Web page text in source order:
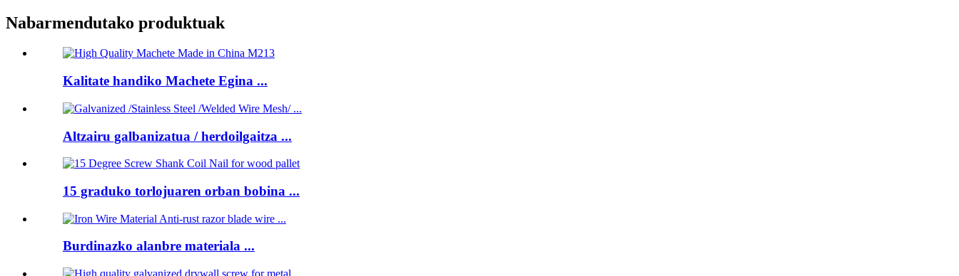
Nabarmendutako produktuak
Kalitate handiko Machete Egina ...
Altzairu galbanizatua / herdoilgaitza ...
15 graduko torlojuaren orban bobina ...
Burdinazko alanbre materiala ...